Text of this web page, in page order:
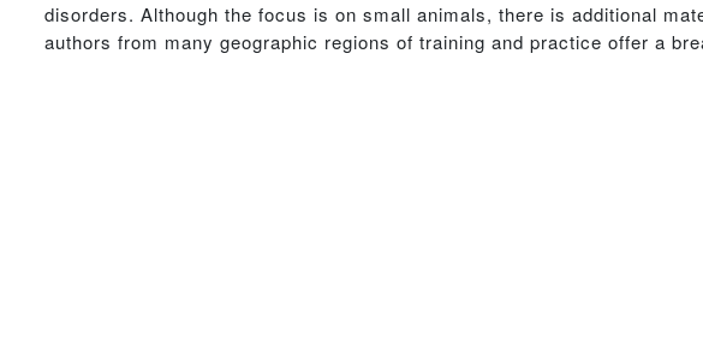
disorders. Although the focus is on small animals, there is additional
authors from many geographic regions of training and practice offer a